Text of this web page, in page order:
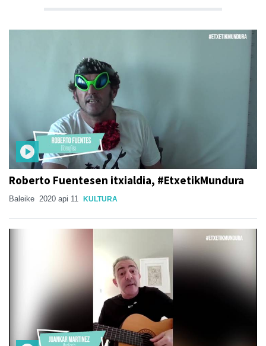
Roberto Fuentesen itxialdia, #EtxetikMundura
Baleike 2020 api 11 KULTURA